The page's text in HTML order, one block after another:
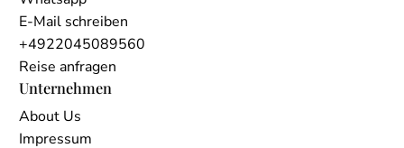
E-Mail schreiben
+4922045089560
Reise anfragen
Unternehmen
About Us
Impressum